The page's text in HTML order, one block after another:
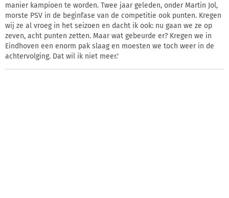
manier kampioen te worden. Twee jaar geleden, onder Martin Jol,
morste PSV in de beginfase van de competitie ook punten. Kregen
wij ze al vroeg in het seizoen en dacht ik ook: nu gaan we ze op
zeven, acht punten zetten. Maar wat gebeurde er? Kregen we in
Eindhoven een enorm pak slaag en moesten we toch weer in de
achtervolging. Dat wil ik niet meer.'